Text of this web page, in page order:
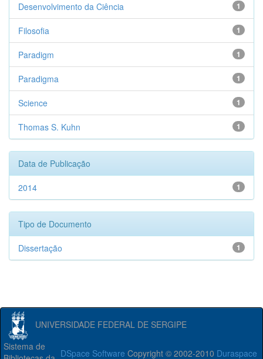
1
Desenvolvimento da Ciência
1
Filosofia
1
Paradigm
1
Paradigma
1
Science
1
Thomas S. Kuhn
Data de Publicação
1
2014
Tipo de Documento
1
Dissertação
UNIVERSIDADE FEDERAL DE SERGIPE
DSpace Software Copyright © 2002-2010 Duraspace
Sistema de